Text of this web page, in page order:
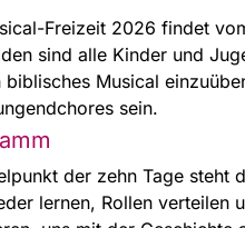
Freizeit 2026 findet
sind alle Kinder und
biblisches Musical
sein.
der zehn Tage steht
lernen, Rollen verteilen